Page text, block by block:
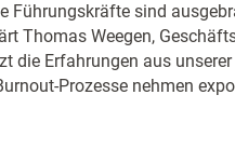
Führungskräfte sind
Thomas Weegen,
die Erfahrungen aus
Prozesse nehmen